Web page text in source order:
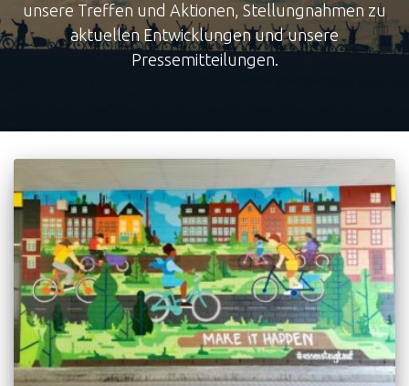
a
c
unsere Treffen und Aktionen, Stellungnahmen zu
aktuellen Entwicklungen und unsere
Pressemitteilungen.